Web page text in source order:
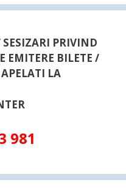
PRIVIND
EMITERE BILETE /
LA
981